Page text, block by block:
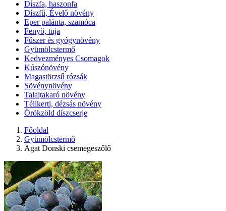
Díszfa, haszonfa
Díszfű, Évelő növény
Eper palánta, szamóca
Fenyő, tuja
Fűszer és gyógynövény
Gyümölcstermő
Kedvezményes Csomagok
Kúszónövény
Magastörzsű rózsák
Sövénynövény
Talajtakaró növény
Télikerti, dézsás növény
Örökzöld díszcserje
Főoldal
Gyümölcstermő
Agat Donski csemegeszőlő